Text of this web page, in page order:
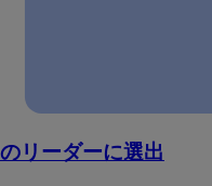
リーダーに選出